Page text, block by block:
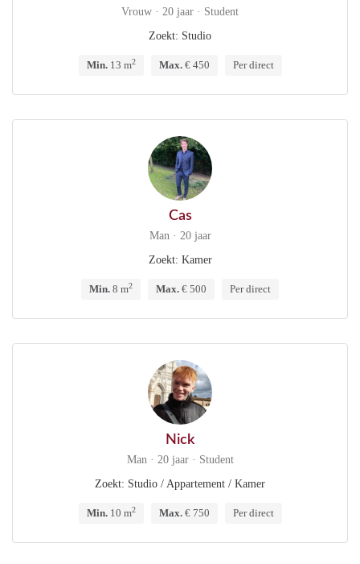
Vrouw · 20 jaar · Student
Zoekt: Studio
Min.13 m2 Max.€ 450 Per direct
Cas
Man · 20 jaar
Zoekt: Kamer
Min. 8 m2 Max. € 500 Per direct
Nick
Man · 20 jaar · Student
Zoekt: Studio / Appartement / Kamer
Min.10 m2 Max.€ 750 Per direct